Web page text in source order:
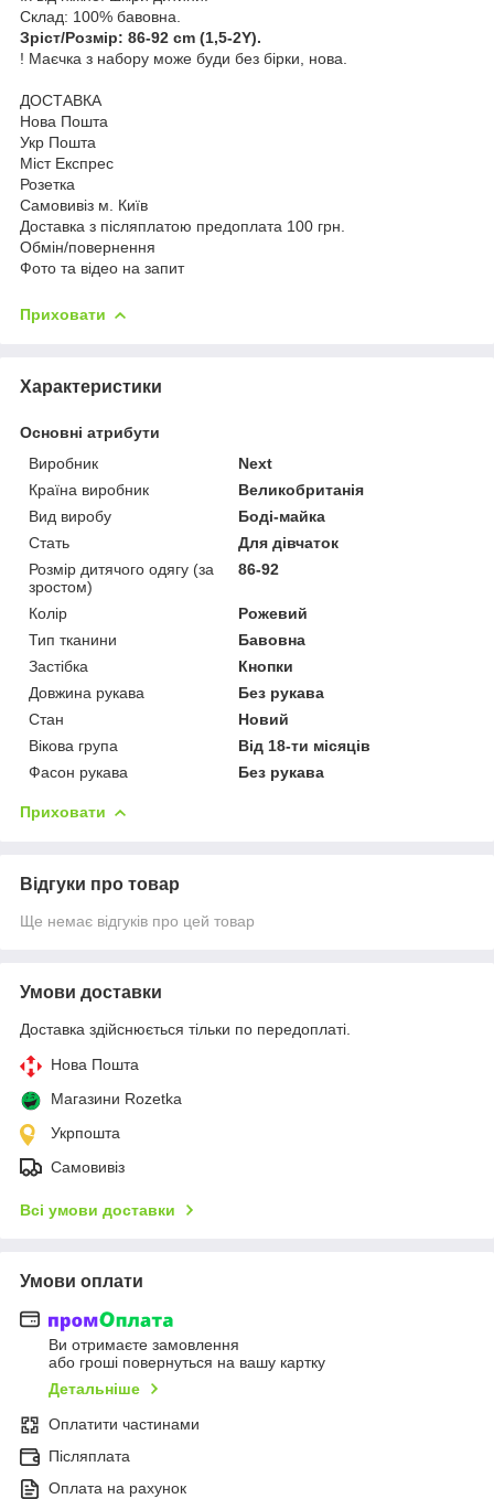
Склад: 100% бавовна.
Зріст/Розмір: 86-92 cm (1,5-2Y).
! Маєчка з набору може буди без бірки, нова.
ДОСТАВКА
Нова Пошта
Укр Пошта
Міст Експрес
Розетка
Самовивіз м. Київ
Доставка з післяплатою предоплата 100 грн.
Обмін/повернення
Фото та відео на запит
Приховати
Характеристики
Основні атрибути
Виробник
Next
Країна виробник
Великобританія
Вид виробу
Боді-майка
Стать
Для дівчаток
Розмір дитячого одягу (за
зростом)
86-92
Колір
Рожевий
Тип тканини
Бавовна
Застібка
Кнопки
Довжина рукава
Без рукава
Стан
Новий
Вікова група
Від 18-ти місяців
Фасон рукава
Без рукава
Приховати
Відгуки про товар
Ще немає відгуків про цей товар
Умови доставки
Доставка здійснюється тільки по передоплаті.
Нова Пошта
Магазини Rozetka
Укрпошта
Самовивіз
Всі умови доставки
Умови оплати
Ви отримаєте замовлення
або гроші повернуться на вашу картку
Детальніше
Оплатити частинами
Післяплата
Оплата на рахунок